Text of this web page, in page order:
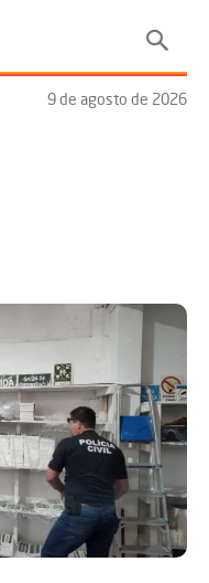
9 de agosto de 2026